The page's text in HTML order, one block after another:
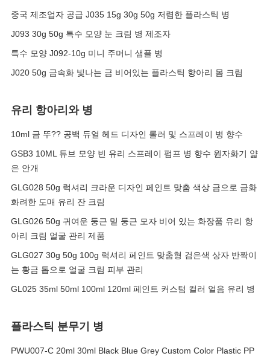
중국 제조업자 공급 J035 15g 30g 50g 저렴한 플라스틱 병
J093 30g 50g 특수 모양 눈 크림 병 제조자
특수 모양 J092-10g 미니 주머니 샘플 병
J020 50g 금속화 빛나는 금 비어있는 플라스틱 항아리 몸 크림
유리 항아리와 병
10ml 금 뚜?? 공백 듀얼 헤드 디자인 롤러 및 스프레이 병 향수
GSB3 10ML 튜브 모양 빈 유리 스프레이 펌프 병 향수 원자화기 얇
은 안개
GLG028 50g 럭셔리 크라운 디자인 페인트 맞춤 색상 금으로 금화
화려한 도매 유리 잔 크림
GLG026 50g 귀여운 둥근 밑 둥근 모자 비어 있는 화장품 유리 항
아리 크림 얼굴 관리 제품
GLG027 30g 50g 100g 럭셔리 페인트 맞춤형 검은색 상자 반짝이
는 황금 톱으로 얼굴 크림 피부 관리
GL025 35ml 50ml 100ml 120ml 페인트 커스텀 컬러 얼음 유리 병
플라스틱 분무기 병
PWU007-C 20ml 30ml Black Blue Grey Custom Color Plastic PP